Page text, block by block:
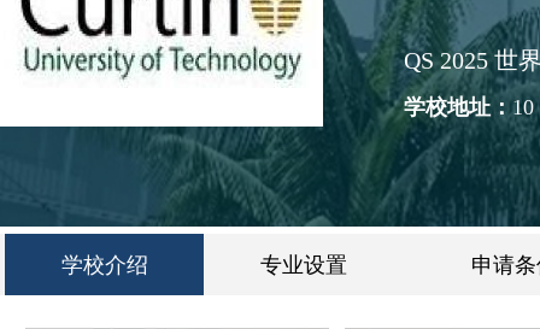
QS 2025 世
学校地址：10
学校介绍 专业设置 申请